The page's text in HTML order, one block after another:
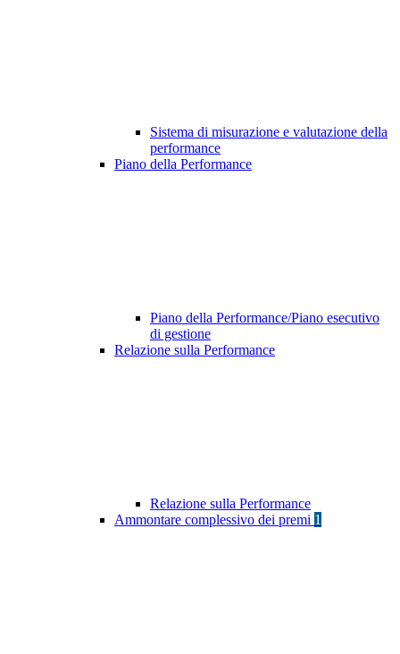
Sistema di misurazione e valutazione della
performance
Piano della Performance
Piano della Performance/Piano esecutivo
di gestione
Relazione sulla Performance
Relazione sulla Performance
Ammontare complessivo dei premi 1